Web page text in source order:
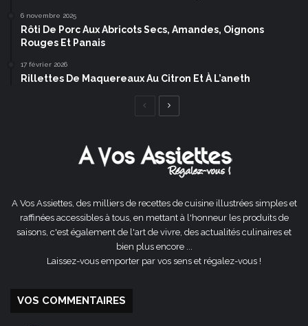
6 novembre 2025
Rôti De Porc Aux Abricots Secs, Amandes, Oignons
Rouges Et Panais
17 février 2026
Rillettes De Maquereaux Au Citron Et À L’aneth
Page
A Vos Assiettes, des milliers de recettes de cuisine illustrées simples et
raffinées accessibles à tous, en mettant à l'honneur les produits de
saisons, c'est également de l'art de vivre, des actualités culinaires et
bien plus encore ...
Laissez-vous emporter par vos sens et régalez-vous !
VOS COMMENTAIRES